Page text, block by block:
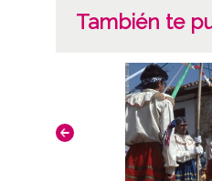
También te